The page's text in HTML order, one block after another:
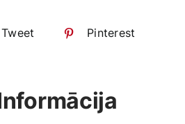
Tweet Pinterest